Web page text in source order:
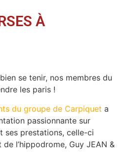
À
se tenir, nos membres du
les paris !
du groupe de Carpiquet a
passionnante sur
ses prestations, celle-ci
l’hippodrome, Guy JEAN &